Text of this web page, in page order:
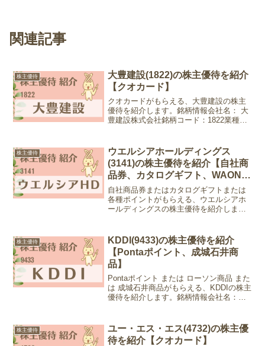
関連記事
株主優待
大豊建設(1822)の株主優待を紹介
【クオカード】
クオカードがもらえる、大豊建設の株主
優待を紹介します。銘柄情報会社名： 大
豊建設株式会社銘柄コード：1822業種：
日優待内容：クオカード1年未満1年以
上...
株主優待
ウエルシアホールディングス
(3141)の株主優待を紹介【自社商
品券、カタログギフト、WAONポ
イント、Vポイント】
自社商品券またはカタログギフトまたは
各種ポイントがもらえる、ウエルシアホ
ールディングスの株主優待を紹介しま
ルシアデー使用すると1.5倍の価値になる
のでオススメです。銘柄...
株主優待
KDDI(9433)の株主優待を紹介
【Pontaポイント、成城石井商
品】
Pontaポイント または ローソン商品 また
は 成城石井商品がもらえる、KDDIの株主
優待を紹介します。銘柄情報会社名：
現在)優待情報権利確定月...
株主優待
ユー・エス・エス(4732)の株主優
待を紹介【クオカード】